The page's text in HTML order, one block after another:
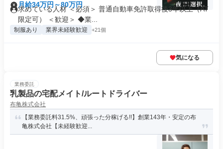
月給34万円～80万円
求めている人材 ＜必須＞ 普通自動車免許取得後3年以上（AT
限定可） ＜歓迎＞ ◆業...
制服あり 業界未経験歓迎 +21個
気になる
業務委託
乳製品の宅配メイト/ルートドライバー
布亀株式会社
【業務委託料31.5%、頑張った分稼げる!!】創業143年・安定の布
亀株式会社【未経験歓迎...